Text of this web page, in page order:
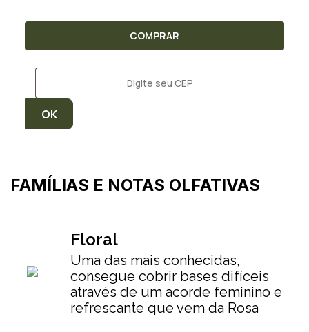
COMPRAR
FAMÍLIAS E NOTAS OLFATIVAS
Floral
Uma das mais conhecidas,
consegue cobrir bases difíceis
através de um acorde feminino e
refrescante que vem da Rosa